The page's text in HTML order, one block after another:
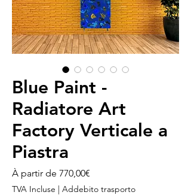
Blue Paint -
Radiatore Art
Factory Verticale a
Piastra
À partir de 770,00€
promotionnel
TVA Incluse | Addebito trasporto